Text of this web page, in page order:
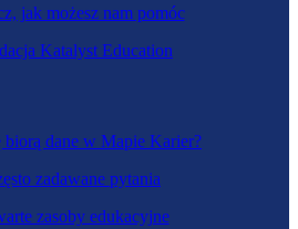
biorą dane w Mapie Karier?
zadawane pytania
zasoby edukacyjne
jak możesz nam pomóc
Katalyst Education